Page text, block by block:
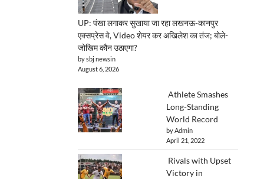
UP: पंखा लगाकर सुखाया जा रहा लखनऊ-कानपुर
एक्सप्रेस वे, Video शेयर कर अखिलेश का तंज; बोले-
जोखिम कौन उठाएगा?
by sbj newsin
August 6, 2026
Athlete Smashes
Long-Standing
World Record
by Admin
April 21, 2022
Rivals with Upset
Victory in